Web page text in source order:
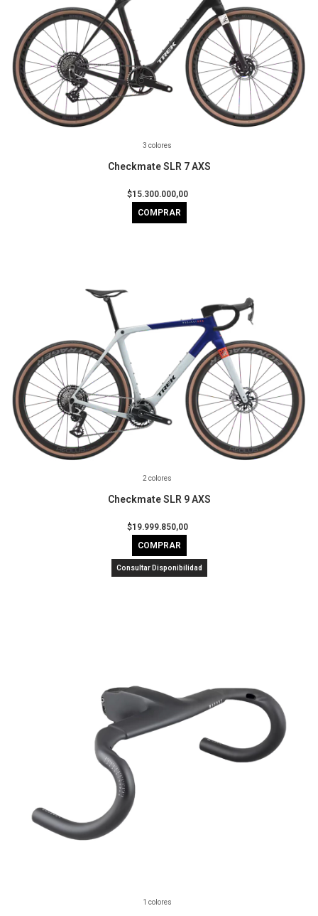
3 colores
Checkmate SLR 7 AXS
$15.300.000,00
COMPRAR
2 colores
Checkmate SLR 9 AXS
$19.999.850,00
COMPRAR
Consultar Disponibilidad
1 colores